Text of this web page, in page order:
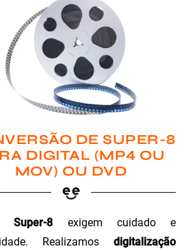
DE SUPER-8
DIGITAL (MP4 OU
MOV) OU DVD
Super-8 exigem cuidado e
Realizamos digitalização